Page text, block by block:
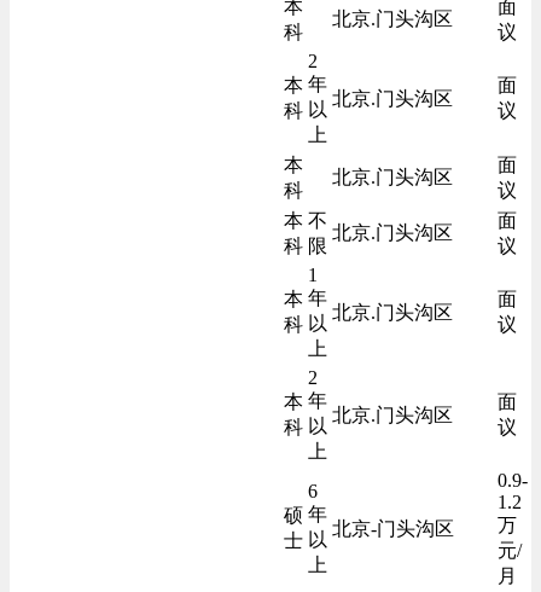
本
科
北京.门头沟区
面
议
本
科
2
年
以
上
北京.门头沟区
面
议
本
科
北京.门头沟区
面
议
本
科
不
限
北京.门头沟区
面
议
本
科
1
年
以
上
北京.门头沟区
面
议
本
科
2
年
以
上
北京.门头沟区
面
议
硕
士
6
年
以
上
北京-门头沟区
0.9-
1.2
万
元/
月